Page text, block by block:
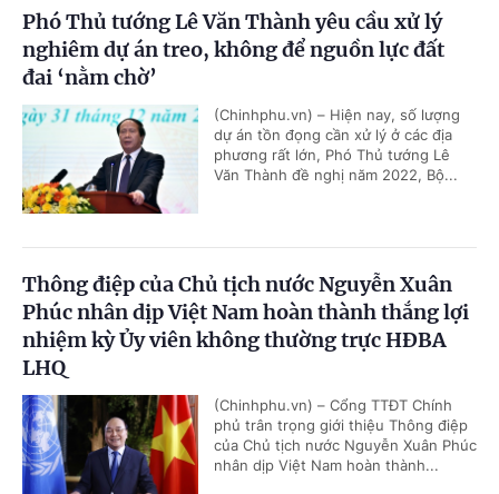
Phó Thủ tướng Lê Văn Thành yêu cầu xử lý
nghiêm dự án treo, không để nguồn lực đất
đai ‘nằm chờ’
(Chinhphu.vn) – Hiện nay, số lượng
dự án tồn đọng cần xử lý ở các địa
phương rất lớn, Phó Thủ tướng Lê
Văn Thành đề nghị năm 2022, Bộ...
Thông điệp của Chủ tịch nước Nguyễn Xuân
Phúc nhân dịp Việt Nam hoàn thành thắng lợi
nhiệm kỳ Ủy viên không thường trực HĐBA
LHQ
(Chinhphu.vn) – Cổng TTĐT Chính
phủ trân trọng giới thiệu Thông điệp
của Chủ tịch nước Nguyễn Xuân Phúc
nhân dịp Việt Nam hoàn thành...